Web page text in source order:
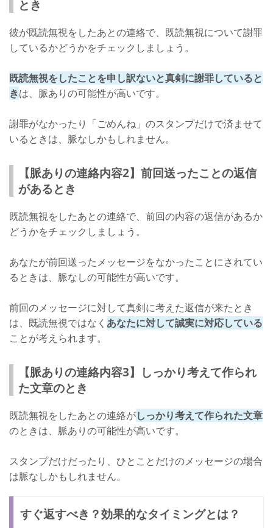
とき
彼が既読無視をしたあとの連絡で、既読無視について謝罪
しているかどうかをチェックしましょう。
既読無視をしたことを申し訳ないと真剣に謝罪していると
きは、脈ありの可能性が高いです。
謝罪がなかったり「ごめんね」のスタンプだけで済ませて
いるときは、脈なしかもしれません。
【脈ありの連絡内容2】前回送ったことの返信
があるとき
既読無視をしたあとの連絡で、前回の内容の返信があるか
どうかをチェックしましょう。
あなたが前回送ったメッセージをなかったことにされてい
るときは、脈なしの可能性が高いです。
前回のメッセージに対して真剣に考えた返信が来たとき
は、既読無視ではなく あなたに対して誠実に対応している
ことが考えられます。
【脈ありの連絡内容3】しっかり考えて作られ
た文章のとき
既読無視をしたあとの連絡がしっかり考えて作られた文章
のときは、脈ありの可能性が高いです。
スタンプだけだったり、ひとことだけのメッセージの場合
は脈なしかもしれません。
すぐ返すべき？効果的なタイミングとは？